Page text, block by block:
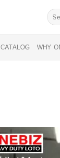
for:
CATALOG WHY